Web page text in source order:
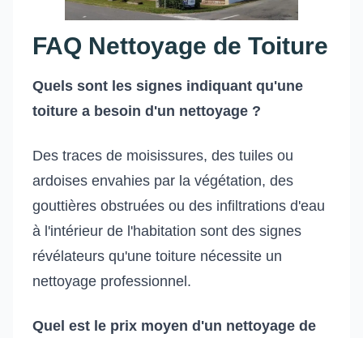
FAQ Nettoyage de Toiture
Quels sont les signes indiquant qu'une
toiture a besoin d'un nettoyage ?
Des traces de moisissures, des tuiles ou
ardoises envahies par la végétation, des
gouttières obstruées ou des infiltrations d'eau
à l'intérieur de l'habitation sont des signes
révélateurs qu'une toiture nécessite un
nettoyage professionnel.
Quel est le prix moyen d'un nettoyage de